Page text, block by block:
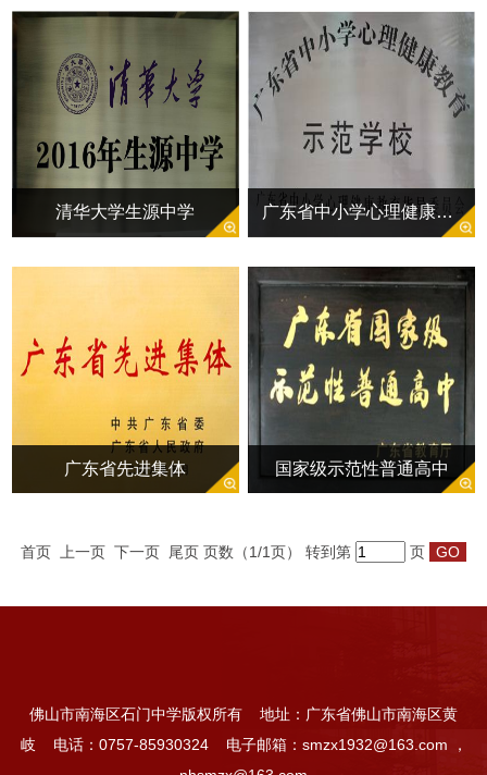
清华大学生源中学 广东省中小学心理健康教育示范学校
广东省先进集体 国家级示范性普通高中
首页 上一页 下一页 尾页 页数（1/1页） 转到第 页
佛山市南海区石门中学版权所有
地址：广东省佛山市南海区黄
岐
电话：0757-85930324
电子邮箱：smzx1932@163.com ，